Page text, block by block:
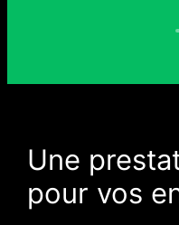
Une
pour vos